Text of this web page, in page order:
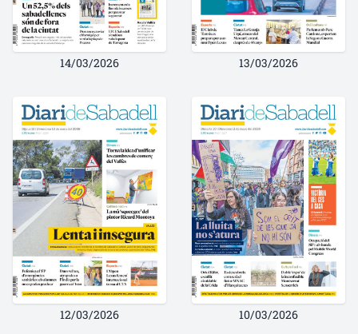
14/03/2026 13/03/2026
12/03/2026 10/03/2026